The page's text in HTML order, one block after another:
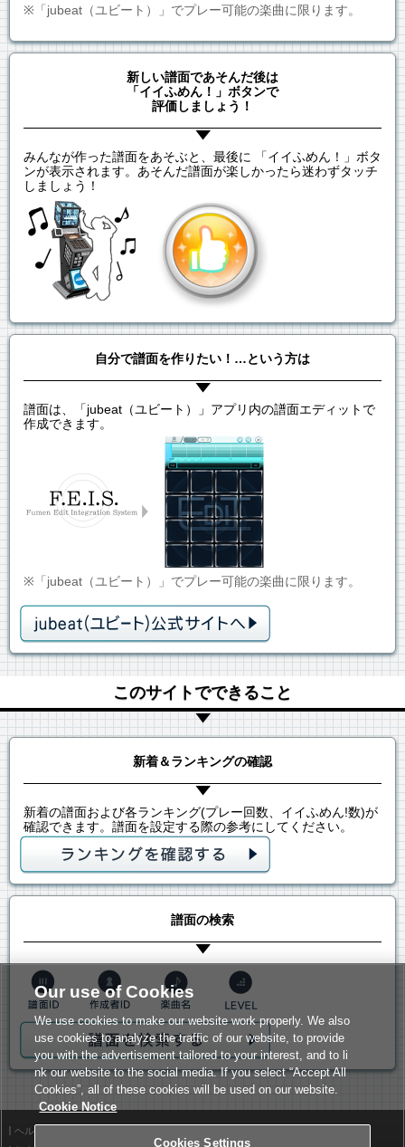
※「jubeat（ユビート）」でプレー可能の楽曲に限ります。
新しい譜面であそんだ後は
「イイふめん！」ボタンで
評価しましょう！
みんなが作った譜面をあそぶと、最後に 「イイふめん！」ボタ
ンが表示されます。あそんだ譜面が楽しかったら迷わずタッチ
しましょう！
自分で譜面を作りたい！…という方は
譜面は、「jubeat（ユビート）」アプリ内の譜面エディットで
作成できます。
※「jubeat（ユビート）」でプレー可能の楽曲に限ります。
このサイトでできること
新着＆ランキングの確認
新着の譜面および各ランキング(プレー回数、イイふめん!数)が
確認できます。譜面を設定する際の参考にしてください。
譜面の検索
ヘルプ
Our use of Cookies
We use cookies to make our website work properly. We also
use cookies to analyze the traffic of our website, to provide
you with the advertisement tailored to your interest, and to li
nk our website to the social media. If you select “Accept All
Cookies”, all of these cookies will be used on our website.
Cookie Notice
Cookies Settings